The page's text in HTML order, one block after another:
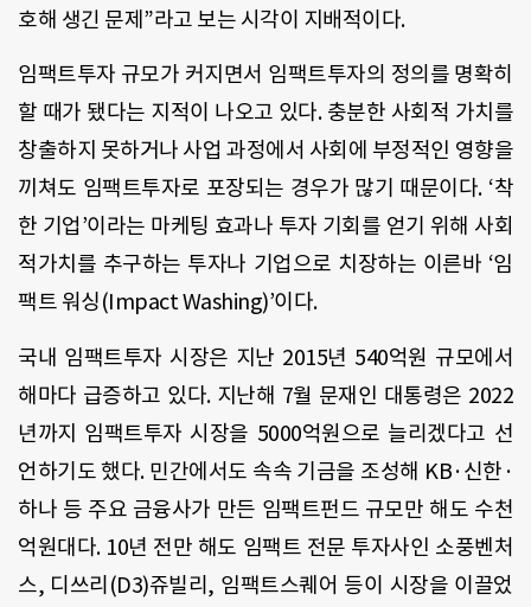
호해 생긴 문제”라고 보는 시각이 지배적이다.
임팩트투자 규모가 커지면서 임팩트투자의 정의를 명확히
할 때가 됐다는 지적이 나오고 있다. 충분한 사회적 가치를
창출하지 못하거나 사업 과정에서 사회에 부정적인 영향을
끼쳐도 임팩트투자로 포장되는 경우가 많기 때문이다. ‘착
한 기업’이라는 마케팅 효과나 투자 기회를 얻기 위해 사회
적가치를 추구하는 투자나 기업으로 치장하는 이른바 ‘임
팩트 워싱(Impact Washing)’이다.
국내 임팩트투자 시장은 지난 2015년 540억원 규모에서
해마다 급증하고 있다. 지난해 7월 문재인 대통령은 2022
년까지 임팩트투자 시장을 5000억원으로 늘리겠다고 선
언하기도 했다. 민간에서도 속속 기금을 조성해 KB·신한·
하나 등 주요 금융사가 만든 임팩트펀드 규모만 해도 수천
억원대다. 10년 전만 해도 임팩트 전문 투자사인 소풍벤처
스, 디쓰리(D3)쥬빌리, 임팩트스퀘어 등이 시장을 이끌었